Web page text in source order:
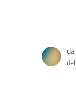
da
del